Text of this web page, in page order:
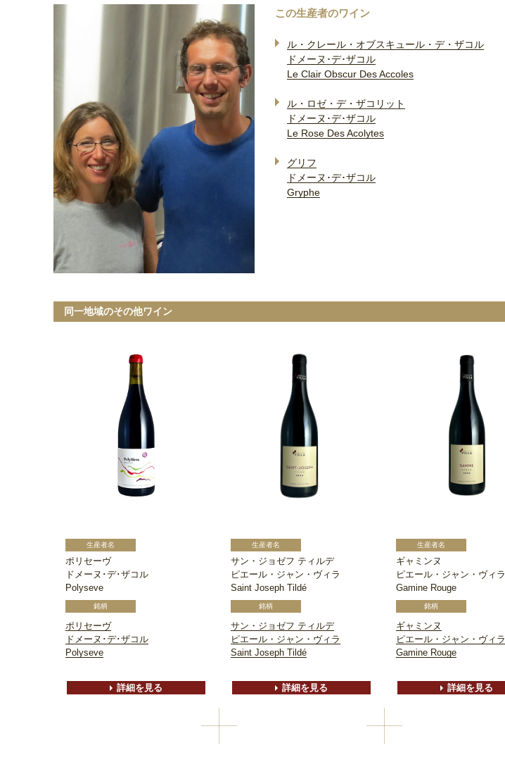
この生産者のワイン
ル・クレール・オブスキュール・デ・ザコル
ドメーヌ･デ･ザコル
Le Clair Obscur Des Accoles
ル・ロゼ・デ・ザコリット
ドメーヌ･デ･ザコル
Le Rose Des Acolytes
グリフ
ドメーヌ･デ･ザコル
Gryphe
同一地域のその他ワイン
ポリセーヴ
ドメーヌ･デ･ザコル
Polyseve
ポリセーヴ
ドメーヌ･デ･ザコル
Polyseve
詳細を見る
サン・ジョゼフ ティルデ
ピエール・ジャン・ヴィラ
Saint Joseph Tildé
サン・ジョゼフ ティルデ
ピエール・ジャン・ヴィラ
Saint Joseph Tildé
詳細を見る
ギャミンヌ
ピエール・ジャン・ヴィラ
Gamine Rouge
ギャミンヌ
ピエール・ジャン・ヴィラ
Gamine Rouge
詳細を見る